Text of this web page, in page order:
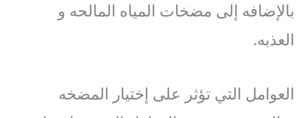
بالإضافه إلى مضخات المياه المالحه و
العذبه.
العوامل التي تؤثر على إختيار المضخه